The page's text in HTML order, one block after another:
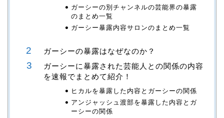
ガーシーの別チャンネルの芸能界の暴露
のまとめ一覧
ガーシー暴露内容サロンのまとめ一覧
ガーシーの暴露はなぜなのか？
ガーシーに暴露された芸能人との関係の内容
を速報でまとめて紹介！
ヒカルを暴露した内容とガーシーの関係
アンジャッシュ渡部を暴露した内容とガ
ーシーの関係